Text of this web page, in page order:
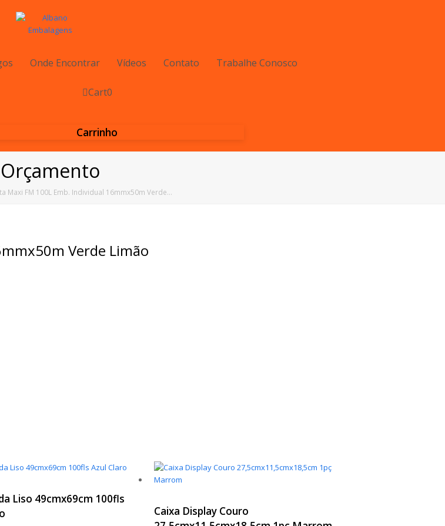
Onde Encontrar Vídeos Contato Trabalhe Conosco
Cart0
Carrinho
Orçamento
Maxi FM 100L Emb. Individual 16mmx50m Verde…
Verde Limão
Liso 49cmx69cm 100fls
Caixa Display Couro